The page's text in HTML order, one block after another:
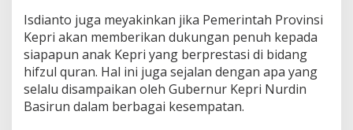
e
n
d
u
n
i
a
Isdianto juga meyakinkan jika Pemerintah Provinsi
Kepri akan memberikan dukungan penuh kepada
siapapun anak Kepri yang berprestasi di bidang
hifzul quran. Hal ini juga sejalan dengan apa yang
selalu disampaikan oleh Gubernur Kepri Nurdin
Basirun dalam berbagai kesempatan.